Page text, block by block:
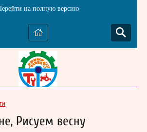
на полную версию
Рисуем весну